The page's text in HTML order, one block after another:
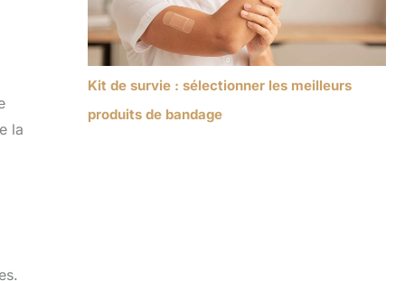
la
Kit de survie : sélectionner les meilleurs
produits de bandage